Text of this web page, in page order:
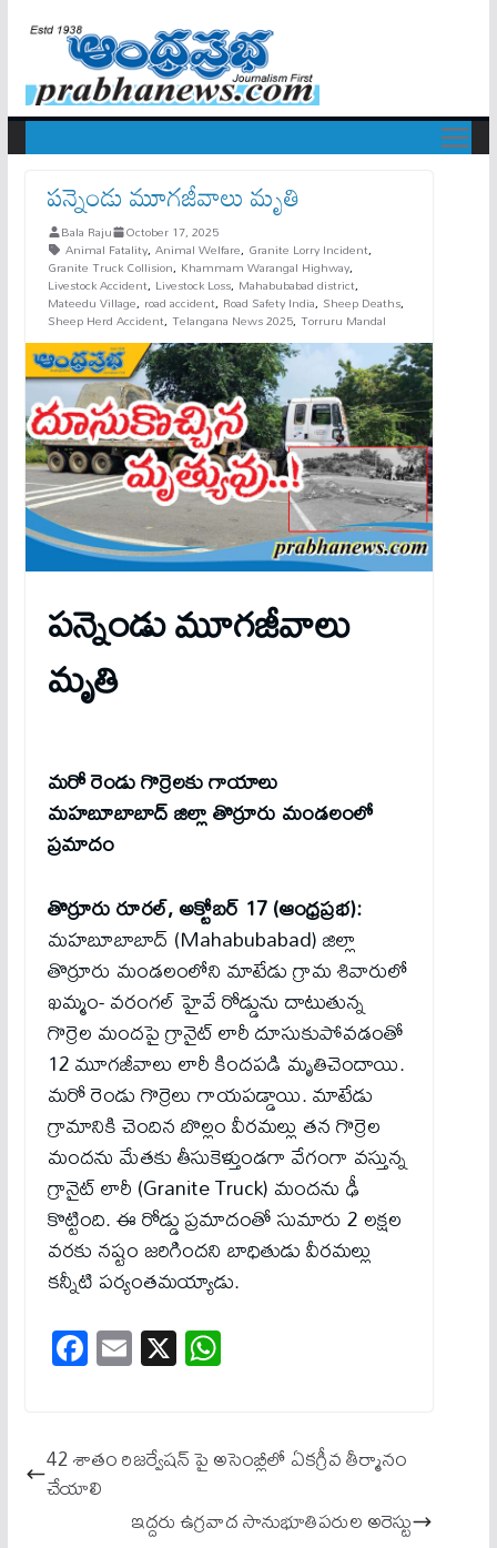
ప‌న్నెండు మూగ‌జీవాలు మృతి
Bala Raju October 17, 2025
Animal Fatality, Animal Welfare, Granite Lorry Incident,
Granite Truck Collision, Khammam Warangal Highway,
Livestock Accident, Livestock Loss, Mahabubabad district,
Mateedu Village, road accident, Road Safety India, Sheep Deaths,
Sheep Herd Accident, Telangana News 2025, Torruru Mandal
ప‌న్నెండు మూగ‌జీవాలు
మృతి
మ‌రో రెండు గొర్రెల‌కు గాయాలు
మహబూబాబాద్ జిల్లా తొర్రూరు మండలంలో
ప్ర‌మాదం
తొర్రూరు రూరల్, అక్టోబర్ 17 (ఆంధ్రప్రభ):
మహబూబాబాద్ (Mahabubabad) జిల్లా
తొర్రూరు మండలంలోని మాటేడు గ్రామ శివారులో
ఖమ్మం- వరంగల్ హైవే రోడ్డును దాటుతున్న
గొర్రెల మందపై గ్రానైట్ లారీ దూసుకుపోవడంతో
12 మూగ‌జీవాలు లారీ కింద‌ప‌డి మృతిచెందాయి.
మ‌రో రెండు గొర్రెలు గాయ‌ప‌డ్డాయి. మాటేడు
గ్రామానికి చెందిన బొల్లం వీరమల్లు తన గొర్రెల
మందను మేతకు తీసుకెళ్తుండగా వేగంగా వస్తున్న
గ్రానైట్ లారీ (Granite Truck) మందను ఢీ
కొట్టింది. ఈ రోడ్డు ప్రమాదంతో సుమారు 2 లక్షల
వరకు నష్టం జరిగిందని బాధితుడు వీరమల్లు
కన్నీటి ప‌ర్యంత‌మ‌య్యాడు.
Fa
ce
ok
E
m
X W
ha
A
42 శాతం రిజర్వేషన్ పై అసెంబ్లీలో ఏకగ్రీవ తీర్మానం
చేయాలి
ఇద్ద‌రు ఉగ్ర‌వాద‌ సానుభూతిపరుల అరెస్టు